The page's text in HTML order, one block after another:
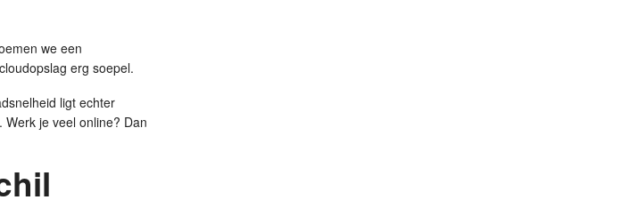
we een
erg soepel.
ligt echter
je veel online? Dan